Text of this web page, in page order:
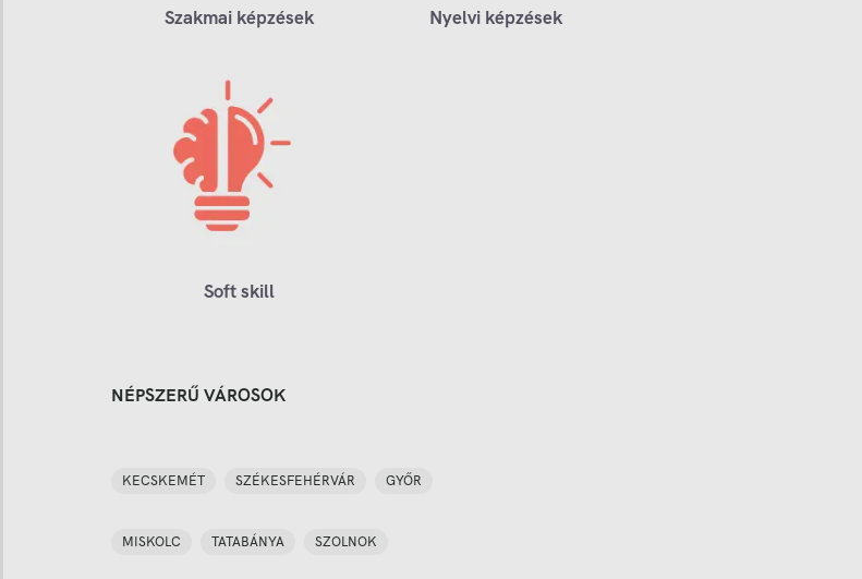
Szakmai képzések Nyelvi képzések
Soft skill
NÉPSZERŰ VÁROSOK
KECSKEMÉT SZÉKESFEHÉRVÁR GYŐR
MISKOLC TATABÁNYA SZOLNOK